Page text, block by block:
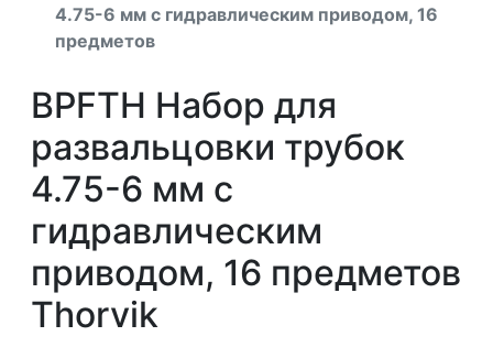
4.75-6 мм с гидравлическим приводом, 16
предметов
BPFTH Набор для
развальцовки трубок
4.75-6 мм с
гидравлическим
приводом, 16 предметов
Thorvik